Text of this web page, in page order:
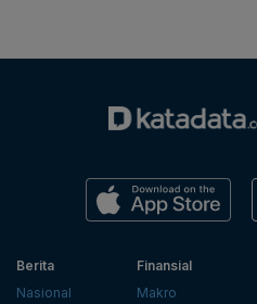
Berita
Nasional
Finansial
Makro